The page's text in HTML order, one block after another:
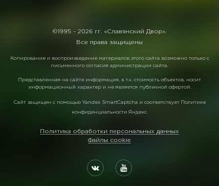
©1995 - 2026 гг. «Славянский Двор».
Все права защищены
Копирование и воспроизведение материалов этого сайта возможно только с
письменного согласия администрации сайта.
Представленная на сайте информация, в т.ч. стоимость объектов, носит
информационный характер и не является публичной офертой.
Сайт защищен с помощью Yandex SmartCaptcha и соответствует Политике
конфиденциальности Яндекс.
Политика обработки персональных данных
Файлы cookie